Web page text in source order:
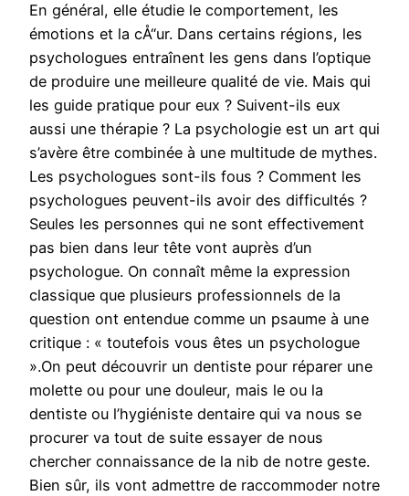
En général, elle étudie le comportement, les
émotions et la cÅ“ur. Dans certains régions, les
psychologues entraînent les gens dans l’optique
de produire une meilleure qualité de vie. Mais qui
les guide pratique pour eux ? Suivent-ils eux
aussi une thérapie ? La psychologie est un art qui
s’avère être combinée à une multitude de mythes.
Les psychologues sont-ils fous ? Comment les
psychologues peuvent-ils avoir des difficultés ?
Seules les personnes qui ne sont effectivement
pas bien dans leur tête vont auprès d’un
psychologue. On connaît même la expression
classique que plusieurs professionnels de la
question ont entendue comme un psaume à une
critique : « toutefois vous êtes un psychologue
».On peut découvrir un dentiste pour réparer une
molette ou pour une douleur, mais le ou la
dentiste ou l’hygiéniste dentaire qui va nous se
procurer va tout de suite essayer de nous
chercher connaissance de la nib de notre geste.
Bien sûr, ils vont admettre de raccommoder notre